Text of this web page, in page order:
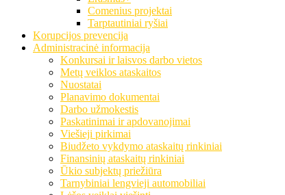
Comenius projektai
Tarptautiniai ryšiai
Korupcijos prevencija
Administracinė informacija
Konkursai ir laisvos darbo vietos
Metų veiklos ataskaitos
Nuostatai
Planavimo dokumentai
Darbo užmokestis
Paskatinimai ir apdovanojimai
Viešieji pirkimai
Biudžeto vykdymo ataskaitų rinkiniai
Finansinių ataskaitų rinkiniai
Ūkio subjektų priežiūra
Tarnybiniai lengvieji automobiliai